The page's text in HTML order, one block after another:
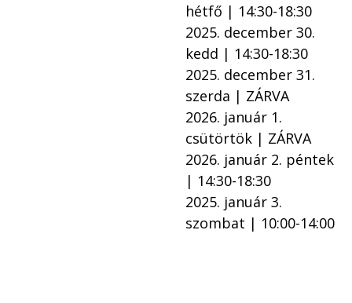
hétfő | 14:30-18:30
2025. december 30.
kedd | 14:30-18:30
2025. december 31.
szerda | ZÁRVA
2026. január 1.
csütörtök | ZÁRVA
2026. január 2. péntek
| 14:30-18:30
2025. január 3.
szombat | 10:00-14:00